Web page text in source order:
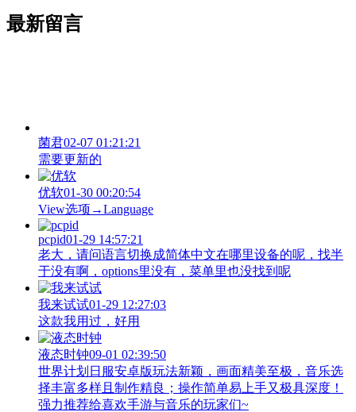
最新留言
菌君02-07 01:21:21
需要更新的
优软01-30 00:20:54
View‌选项→Language
pcpid01-29 14:57:21
老大，请问语言切换成简体中文在哪里设备的呢，找半
于没有啊，options里没有，菜单里也没找到呢
我来试试01-29 12:27:03
这款我用过，好用
液态时钟09-01 02:39:50
世界计划日服安卓版玩法新颖，画面精美至极，音乐选
择丰富多样且制作精良；操作简单易上手又极具深度！
强力推荐给喜欢手游与音乐的玩家们~